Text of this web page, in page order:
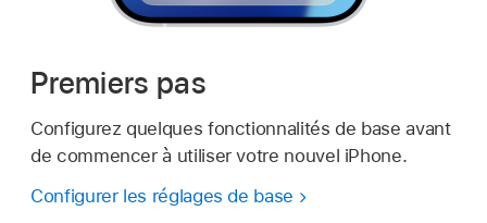
Premiers pas
Configurez quelques fonctionnalités de base avant
de commencer à utiliser votre nouvel iPhone.
Configurer les réglages de base